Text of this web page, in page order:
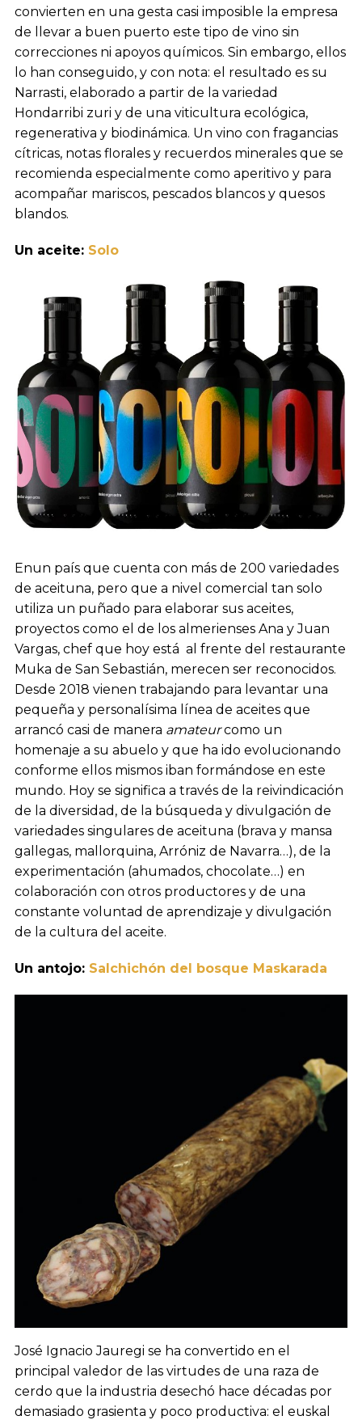
convierten en una gesta casi imposible la empresa
de llevar a buen puerto este tipo de vino sin
correcciones ni apoyos químicos. Sin embargo, ellos
lo han conseguido, y con nota: el resultado es su
Narrasti, elaborado a partir de la variedad
Hondarribi zuri y de una viticultura ecológica,
regenerativa y biodinámica. Un vino con fragancias
cítricas, notas florales y recuerdos minerales que se
recomienda especialmente como aperitivo y para
acompañar mariscos, pescados blancos y quesos
blandos.
Un aceite: Solo
Enun país que cuenta con más de 200 variedades
de aceituna, pero que a nivel comercial tan solo
utiliza un puñado para elaborar sus aceites,
proyectos como el de los almerienses Ana y Juan
Vargas, chef que hoy está al frente del restaurante
Muka de San Sebastián, merecen ser reconocidos.
Desde 2018 vienen trabajando para levantar una
pequeña y personalísima línea de aceites que
arrancó casi de manera amateurcomo un
homenaje a su abuelo y que ha ido evolucionando
conforme ellos mismos iban formándose en este
mundo. Hoy se significa a través de la reivindicación
de la diversidad, de la búsqueda y divulgación de
variedades singulares de aceituna (brava y mansa
gallegas, mallorquina, Arróniz de Navarra…), de la
experimentación (ahumados, chocolate…) en
colaboración con otros productores y de una
constante voluntad de aprendizaje y divulgación
de la cultura del aceite.
Un antojo: Salchichón del bosque Maskarada
José Ignacio Jauregi se ha convertido en el
principal valedor de las virtudes de una raza de
cerdo que la industria desechó hace décadas por
demasiado grasienta y poco productiva: el euskal